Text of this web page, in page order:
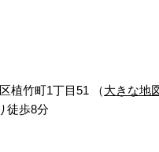
植竹町1丁目51 （大きな地
徒歩8分